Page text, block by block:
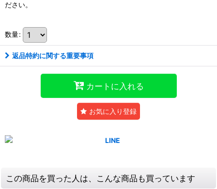
ださい。
数量:
返品特約に関する重要事項
カートに入れる
お気に入り登録
この商品を買った人は、こんな商品も買っています